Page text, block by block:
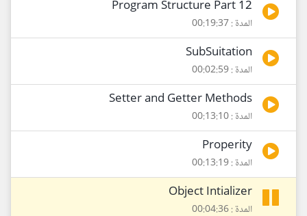
Program Structure Part 12
المدة : 00:19:37
SubSuitation
المدة : 00:02:59
Setter and Getter Methods
المدة : 00:13:10
Properity
المدة : 00:13:19
Object Intializer
المدة : 00:04:36